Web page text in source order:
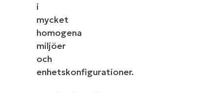
i
mycket
homogena
miljöer
och
enhetskonfigurationer.